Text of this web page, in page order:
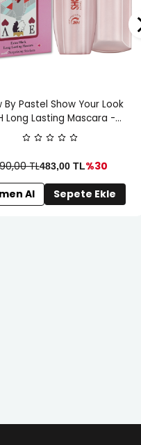
By Pastel Show Your Look
Long Lasting Mascara -
Maskara Sevgililer Günü
TL483,00TL%30
Al Sepete Ekle